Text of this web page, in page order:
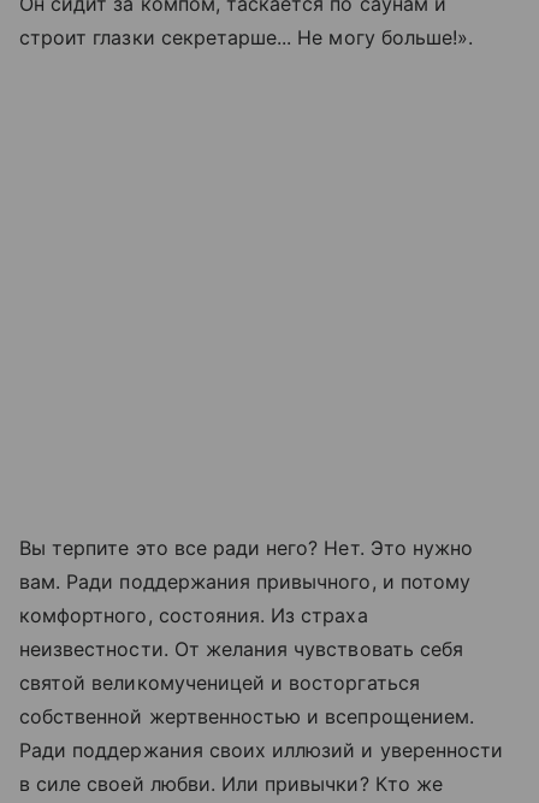
строит глазки секретарше... Не могу больше!».
Вы терпите это все ради него? Нет. Это нужно
вам. Ради поддержания привычного, и потому
комфортного, состояния. Из страха
неизвестности. От желания чувствовать себя
святой великомученицей и восторгаться
собственной жертвенностью и всепрощением.
Ради поддержания своих иллюзий и уверенности
в силе своей любви. Или привычки? Кто же